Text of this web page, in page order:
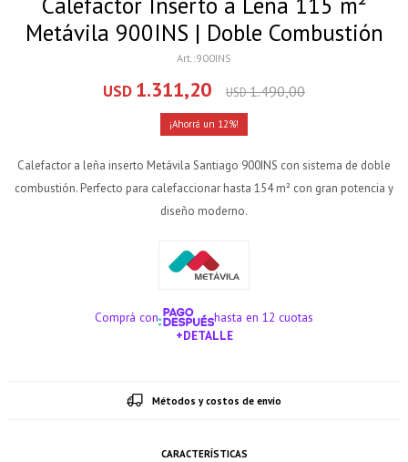
Metávila 900INS | Doble Combustión
900INS
USD 1.311,20 USD1.490,00
12
Calefactor a leña inserto Metávila Santiago 900INS con sistema de doble
combustión. Perfecto para calefaccionar hasta 154 m² con gran potencia y
diseño moderno.
Comprá con
hasta en 12 cuotas
+DETALLE
Métodos y costos de envío
CARACTERÍSTICAS